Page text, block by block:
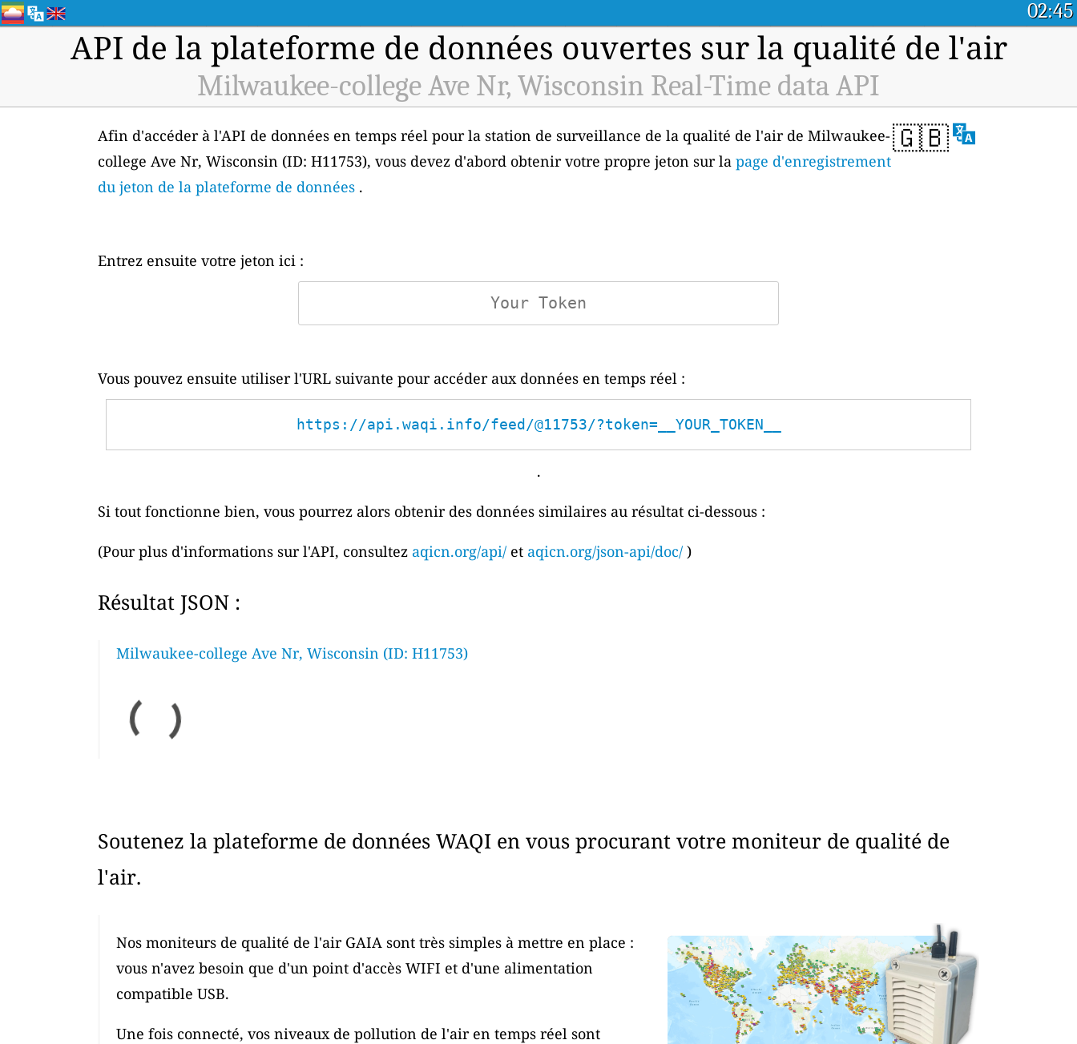
02:45
API de la plateforme de données ouvertes sur la qualité de l'air
Milwaukee-college Ave Nr, Wisconsin Real-Time data API
🇬🇧
Afin d'accéder à l'API de données en temps réel pour la station de surveillance de la qualité de l'air de Milwaukee-
college Ave Nr, Wisconsin (ID: H11753), vous devez d'abord obtenir votre propre jeton sur la page d'enregistrement
du jeton de la plateforme de données .
Entrez ensuite votre jeton ici :
Vous pouvez ensuite utiliser l'URL suivante pour accéder aux données en temps réel :
https://api.waqi.info/feed/@11753/?token=__YOUR_TOKEN__
.
Si tout fonctionne bien, vous pourrez alors obtenir des données similaires au résultat ci-dessous :
(Pour plus d'informations sur l'API, consultez aqicn.org/api/ et aqicn.org/json-api/doc/ )
Résultat JSON :
Milwaukee-college Ave Nr, Wisconsin (ID: H11753)
Soutenez la plateforme de données WAQI en vous procurant votre moniteur de qualité de
l'air.
Nos moniteurs de qualité de l'air GAIA sont très simples à mettre en place :
vous n'avez besoin que d'un point d'accès WIFI et d'une alimentation
compatible USB.
Une fois connecté, vos niveaux de pollution de l'air en temps réel sont